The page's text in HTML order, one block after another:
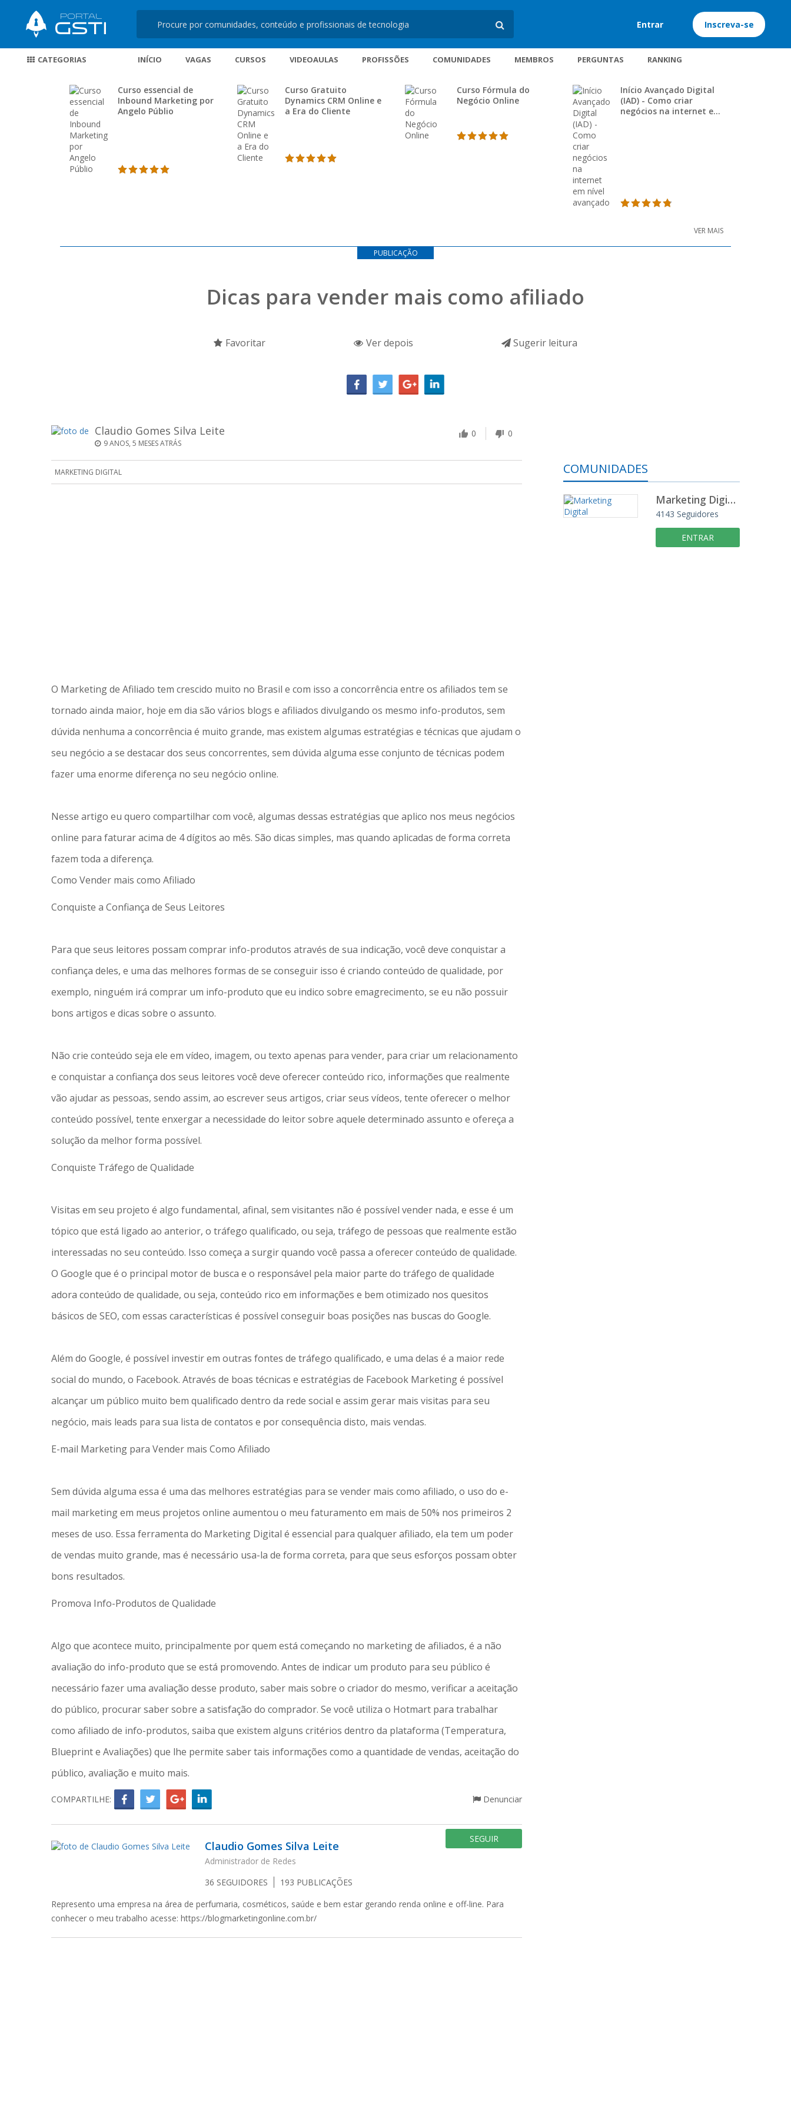
Entrar Inscreva-se
CATEGORIAS INÍCIO VAGAS CURSOS VIDEOAULAS PROFISSÕES COMUNIDADES MEMBROS PERGUNTAS RANKING
Curso essencial de
Inbound Marketing por
Angelo Públio
Curso Gratuito
Dynamics CRM Online e
a Era do Cliente
Curso Fórmula do
Negócio Online
Início Avançado Digital
(IAD) - Como criar
negócios na internet em
VER MAIS
PUBLICAÇÃO
Dicas para vender mais como afiliado
Favoritar Ver depois Sugerir leitura
Claudio Gomes Silva Leite
9 ANOS, 5 MESES ATRÁS
0 0
MARKETING DIGITAL
O Marketing de Afiliado tem crescido muito no Brasil e com isso a concorrência entre os afiliados tem se
tornado ainda maior, hoje em dia são vários blogs e afiliados divulgando os mesmo info-produtos, sem
dúvida nenhuma a concorrência é muito grande, mas existem algumas estratégias e técnicas que ajudam o
seu negócio a se destacar dos seus concorrentes, sem dúvida alguma esse conjunto de técnicas podem
fazer uma enorme diferença no seu negócio online.
Nesse artigo eu quero compartilhar com você, algumas dessas estratégias que aplico nos meus negócios
online para faturar acima de 4 dígitos ao mês. São dicas simples, mas quando aplicadas de forma correta
fazem toda a diferença.
Como Vender mais como Afiliado
Conquiste a Confiança de Seus Leitores
Para que seus leitores possam comprar info-produtos através de sua indicação, você deve conquistar a
confiança deles, e uma das melhores formas de se conseguir isso é criando conteúdo de qualidade, por
exemplo, ninguém irá comprar um info-produto que eu indico sobre emagrecimento, se eu não possuir
bons artigos e dicas sobre o assunto.
Não crie conteúdo seja ele em vídeo, imagem, ou texto apenas para vender, para criar um relacionamento
e conquistar a confiança dos seus leitores você deve oferecer conteúdo rico, informações que realmente
vão ajudar as pessoas, sendo assim, ao escrever seus artigos, criar seus vídeos, tente oferecer o melhor
conteúdo possível, tente enxergar a necessidade do leitor sobre aquele determinado assunto e ofereça a
solução da melhor forma possível.
Conquiste Tráfego de Qualidade
Visitas em seu projeto é algo fundamental, afinal, sem visitantes não é possível vender nada, e esse é um
tópico que está ligado ao anterior, o tráfego qualificado, ou seja, tráfego de pessoas que realmente estão
interessadas no seu conteúdo. Isso começa a surgir quando você passa a oferecer conteúdo de qualidade.
O Google que é o principal motor de busca e o responsável pela maior parte do tráfego de qualidade
adora conteúdo de qualidade, ou seja, conteúdo rico em informações e bem otimizado nos quesitos
básicos de SEO, com essas características é possível conseguir boas posições nas buscas do Google.
Além do Google, é possível investir em outras fontes de tráfego qualificado, e uma delas é a maior rede
social do mundo, o Facebook. Através de boas técnicas e estratégias de Facebook Marketing é possível
alcançar um público muito bem qualificado dentro da rede social e assim gerar mais visitas para seu
negócio, mais leads para sua lista de contatos e por consequência disto, mais vendas.
E-mail Marketing para Vender mais Como Afiliado
Sem dúvida alguma essa é uma das melhores estratégias para se vender mais como afiliado, o uso do e-
mail marketing em meus projetos online aumentou o meu faturamento em mais de 50% nos primeiros 2
meses de uso. Essa ferramenta do Marketing Digital é essencial para qualquer afiliado, ela tem um poder
de vendas muito grande, mas é necessário usa-la de forma correta, para que seus esforços possam obter
bons resultados.
Promova Info-Produtos de Qualidade
Algo que acontece muito, principalmente por quem está começando no marketing de afiliados, é a não
avaliação do info-produto que se está promovendo. Antes de indicar um produto para seu público é
necessário fazer uma avaliação desse produto, saber mais sobre o criador do mesmo, verificar a aceitação
do público, procurar saber sobre a satisfação do comprador. Se você utiliza o Hotmart para trabalhar
como afiliado de info-produtos, saiba que existem alguns critérios dentro da plataforma (Temperatura,
Blueprint e Avaliações) que lhe permite saber tais informações como a quantidade de vendas, aceitação do
público, avaliação e muito mais.
COMPARTILHE: Denunciar
Claudio Gomes Silva Leite
Administrador de Redes
36 SEGUIDORES 193 PUBLICAÇÕES
SEGUIR
Represento uma empresa na área de perfumaria, cosméticos, saúde e bem estar gerando renda online e off-line. Para
conhecer o meu trabalho acesse: https://blogmarketingonline.com.br/
COMUNIDADES
Marketing Digital
4143 Seguidores
ENTRAR